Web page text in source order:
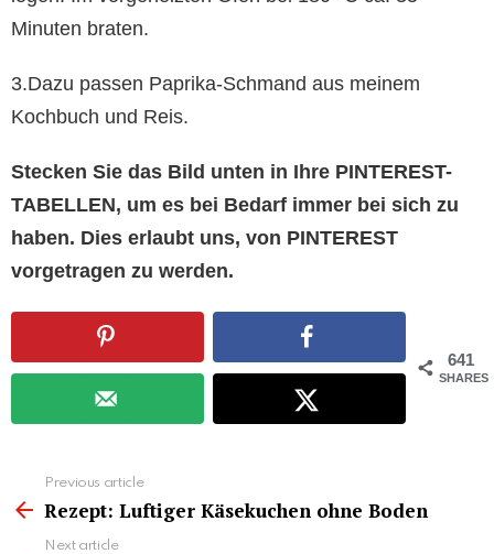
Minuten braten.
3.Dazu passen Paprika-Schmand aus meinem
Kochbuch und Reis.
Stecken Sie das Bild unten in Ihre PINTEREST-
TABELLEN, um es bei Bedarf immer bei sich zu
haben. Dies erlaubt uns, von PINTEREST
vorgetragen zu werden.
641
SHARES
more
Previous article
Rezept: Luftiger Käsekuchen ohne Boden
Next article